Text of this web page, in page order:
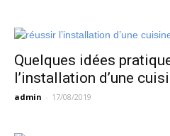
Quelques idées
l’installation d’une
admin - 17/08/2019